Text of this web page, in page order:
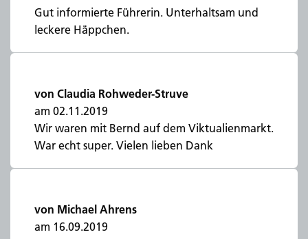
Gut informierte Führerin. Unterhaltsam und
leckere Häppchen.
von Claudia Rohweder-Struve
am 02.11.2019
Wir waren mit Bernd auf dem Viktualienmarkt.
War echt super. Vielen lieben Dank
von Michael Ahrens
am 16.09.2019